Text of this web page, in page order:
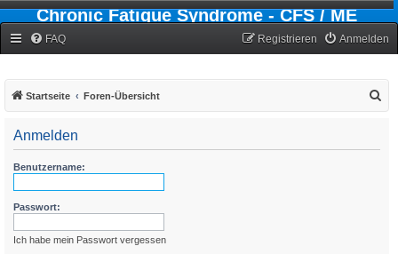
Chronic Fatigue Syndrome - CFS / ME
FAQ Anmelden
Registrieren
Startseite Foren-Übersicht
Anmelden
Benutzername:
Passwort:
Ich habe mein Passwort vergessen